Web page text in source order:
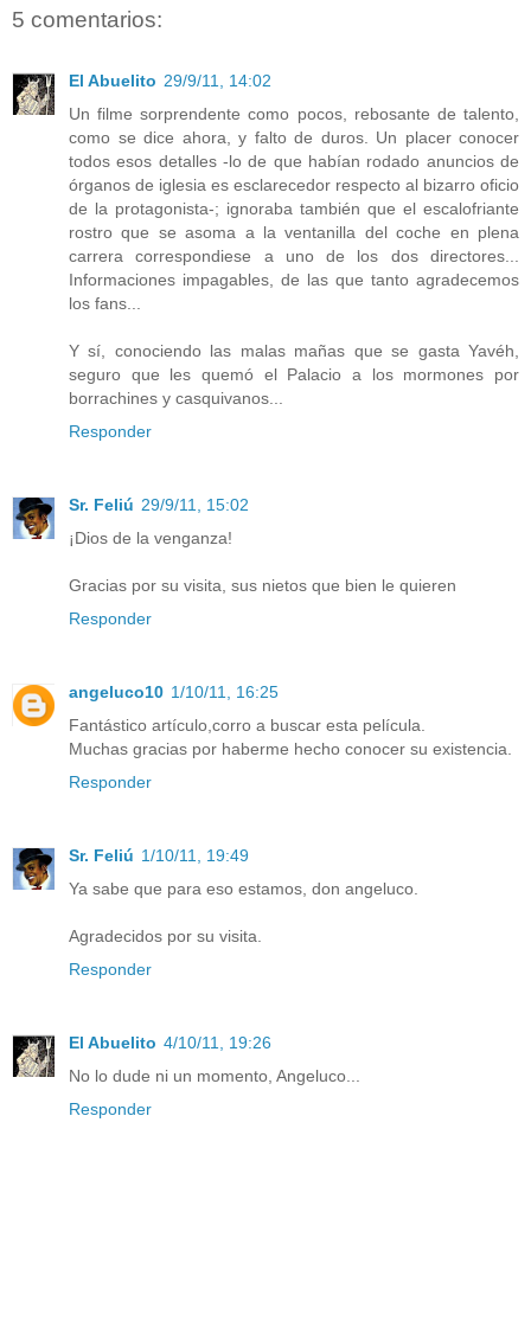
5 comentarios:
El Abuelito 29/9/11, 14:02
Un filme sorprendente como pocos, rebosante de talento,
como se dice ahora, y falto de duros. Un placer conocer
todos esos detalles -lo de que habían rodado anuncios de
órganos de iglesia es esclarecedor respecto al bizarro oficio
de la protagonista-; ignoraba también que el escalofriante
rostro que se asoma a la ventanilla del coche en plena
carrera correspondiese a uno de los dos directores...
Informaciones impagables, de las que tanto agradecemos
los fans...
Y sí, conociendo las malas mañas que se gasta Yavéh,
seguro que les quemó el Palacio a los mormones por
borrachines y casquivanos...
Responder
Sr. Feliú 29/9/11, 15:02
¡Dios de la venganza!
Gracias por su visita, sus nietos que bien le quieren
Responder
angeluco10 1/10/11, 16:25
Fantástico artículo,corro a buscar esta película.
Muchas gracias por haberme hecho conocer su existencia.
Responder
Sr. Feliú 1/10/11, 19:49
Ya sabe que para eso estamos, don angeluco.
Agradecidos por su visita.
Responder
El Abuelito 4/10/11, 19:26
No lo dude ni un momento, Angeluco...
Responder